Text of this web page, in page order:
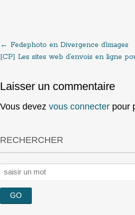
Post
navigation
← Fedephoto en Divergence d’images
[CP] Les sites web d’envois en ligne
Laisser un commentaire
Vous devez vous connecter pour
RECHERCHER
Rechercher :